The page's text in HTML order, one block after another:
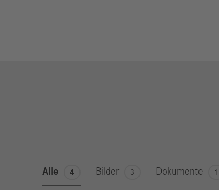
Alle 4 Bilder 3 Dokumente 1